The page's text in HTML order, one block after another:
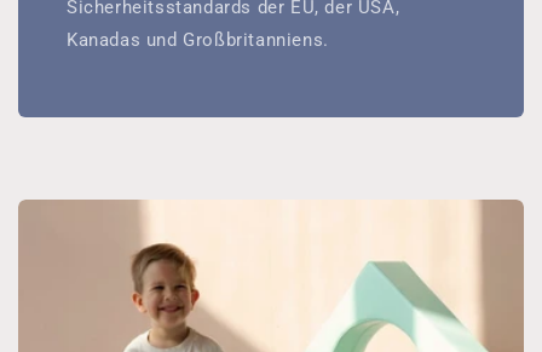
Sicherheitsstandards der EU, der USA,
Kanadas und Großbritanniens.